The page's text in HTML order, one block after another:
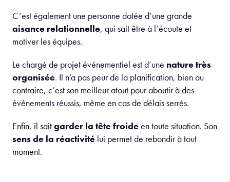
C’est également une personne dotée d’une grande
aisance relationnelle, qui sait être à l’écoute et
motiver les équipes.
Le chargé de projet événementiel est d’une nature très
organisée. Il n’a pas peur de la planification, bien au
contraire, c’est son meilleur atout pour aboutir à des
événements réussis, même en cas de délais serrés.
Enfin, il saitgarder la tête froideen toute situation. Son
sens de la réactivité lui permet de rebondir à tout
moment.